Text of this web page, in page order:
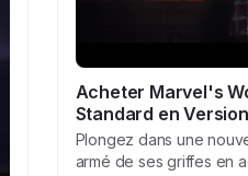
Acheter Marvel's
Standard en
Plongez dans une
armé de ses griffes en